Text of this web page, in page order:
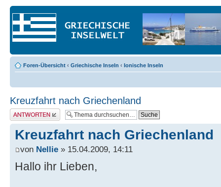
Foren-Übersicht ‹ Griechische Inseln ‹ Ionische Inseln
Kreuzfahrt nach Griechenland
Antwort erstellen
Kreuzfahrt nach Griechenland
von Nellie » 15.04.2009, 14:11
Hallo ihr Lieben,